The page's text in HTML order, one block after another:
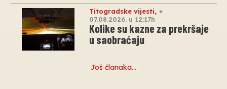
Titogradske vijesti,
07.08.2026. u 12:17h
Kolike su kazne za prekršaje
u saobraćaju
Još članaka…